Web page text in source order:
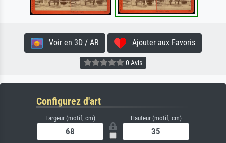
Voir en 3D / AR Ajouter aux Favoris
0 Avis
Configurez d'art
Largeur (motif, cm) Hauteur (motif, cm)